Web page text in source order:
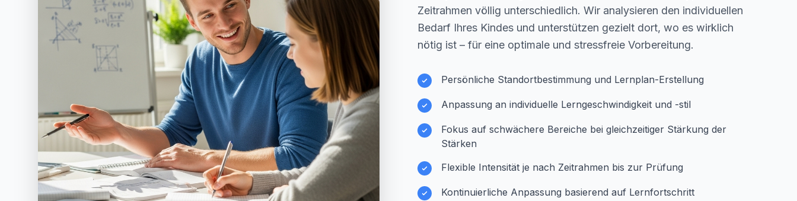
Zeitrahmen völlig unterschiedlich. Wir analysieren den individuellen
Bedarf Ihres Kindes und unterstützen gezielt dort, wo es wirklich
nötig ist – für eine optimale und stressfreie Vorbereitung.
Persönliche Standortbestimmung und Lernplan-Erstellung
Anpassung an individuelle Lerngeschwindigkeit und -stil
Fokus auf schwächere Bereiche bei gleichzeitiger Stärkung der
Stärken
Flexible Intensität je nach Zeitrahmen bis zur Prüfung
Kontinuierliche Anpassung basierend auf Lernfortschritt